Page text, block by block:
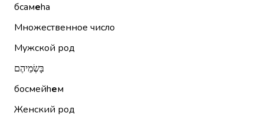
бсамеhа
Множественное число
Мужской род
בָּשְׂמֵיהֶם
босмейhем
Женский род